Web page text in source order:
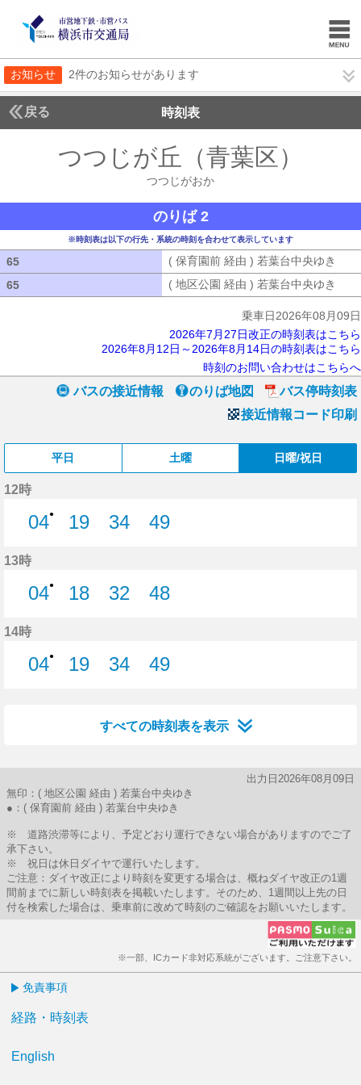
お知らせ 2件のお知らせがあります
戻る 時刻表
つつじが丘（青葉区）
つつじがおか
のりば 2
※時刻表は以下の行先・系統の時刻を合わせて表示しています
65 ( 保育園前 経由 ) 若葉台中央ゆき
65
( 地区公園 経由 ) 若葉台中央ゆき
乗車日2026年08月09日
2026年7月27日改正の時刻表はこちら
2026年8月12日～2026年8月14日の時刻表はこちら
時刻のお問い合わせはこちらへ
バスの接近情報 のりば地図
バス停時刻表
接近情報コード印刷
平日 土曜 日曜/祝日
12時
04●
19
34
49
13時
04●
18
32
48
14時
04●
19
34
49
すべての時刻表を表示
出力日2026年08月09日
無印：( 地区公園 経由 ) 若葉台中央ゆき
●：( 保育園前 経由 ) 若葉台中央ゆき
※ 道路渋滞等により、予定どおり運行できない場合がありますのでご了
承下さい。
※ 祝日は休日ダイヤで運行いたします。
ご注意：ダイヤ改正により時刻を変更する場合は、概ねダイヤ改正の1週
間前までに新しい時刻表を掲載いたします。そのため、1週間以上先の日
付を検索した場合は、乗車前に改めて時刻のご確認をお願いいたします。
※一部、ICカード非対応系統がございます。ご注意下さい。
免責事項
経路・時刻表
English